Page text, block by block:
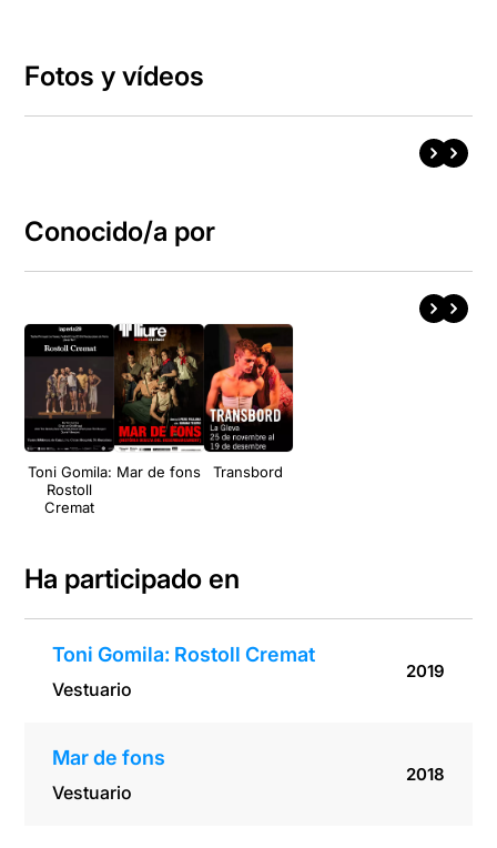
Fotos y vídeos
Conocido/a por
Toni Gomila:
Rostoll
Cremat
Mar de fons Transbord
Ha participado en
Toni Gomila: Rostoll Cremat
Vestuario
2019
Mar de fons
Vestuario
2018